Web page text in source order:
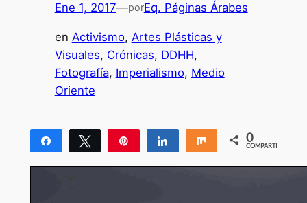
Ene 1, 2017—porEq. Páginas Árabes
en Activismo, Artes Plásticas y
Visuales, Crónicas, DDHH
Fotografía, Imperialismo, Medio
Oriente
Compartir Twittear Compartir Compartir
0
COMPARTIR